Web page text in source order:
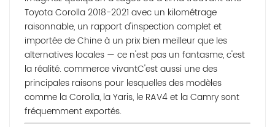
Toyota Corolla 2018-2021 avec un kilométrage
raisonnable, un rapport d'inspection complet et
importée de Chine à un prix bien meilleur que les
alternatives locales — ce n'est pas un fantasme, c'est
la réalité. commerce vivantC'est aussi une des
principales raisons pour lesquelles des modèles
comme la Corolla, la Yaris, le RAV4 et la Camry sont
fréquemment exportés.